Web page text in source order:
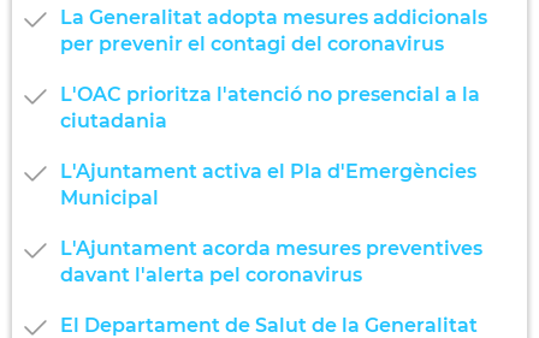
La Generalitat adopta mesures addicionals
per prevenir el contagi del coronavirus
L'OAC prioritza l'atenció no presencial a la
ciutadania
L'Ajuntament activa el Pla d'Emergències
Municipal
L'Ajuntament acorda mesures preventives
davant l'alerta pel coronavirus
El Departament de Salut de la Generalitat